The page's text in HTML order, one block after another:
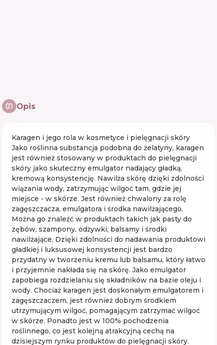
Opis
Karagen i jego rola w kosmetyce i pielęgnacji skóry
Jako roślinna substancja podobna do żelatyny, karagen
jest również stosowany w produktach do pielęgnacji
skóry jako skuteczny emulgator nadający gładką,
kremową konsystencję. Nawilża skórę dzięki zdolności
wiązania wody, zatrzymując wilgoć tam, gdzie jej
miejsce - w skórze. Jest również chwalony za rolę
zagęszczacza, emulgatora i środka nawilżającego.
Można go znaleźć w produktach takich jak pasty do
zębów, szampony, odżywki, balsamy i środki
nawilżające. Dzięki zdolności do nadawania produktowi
gładkiej i luksusowej konsystencji jest bardzo
przydatny w tworzeniu kremu lub balsamu, który łatwo
i przyjemnie nakłada się na skórę. Jako emulgator
zapobiega rozdzielaniu się składników na bazie oleju i
wody. Chociaż karagen jest doskonałym emulgatorem i
zagęszczaczem, jest również dobrym środkiem
utrzymującym wilgoć, pomagającym zatrzymać wilgoć
w skórze. Ponadto jest w 100% pochodzenia
roślinnego, co jest kolejną atrakcyjną cechą na
dzisiejszym rynku produktów do pielęgnacji skóry.